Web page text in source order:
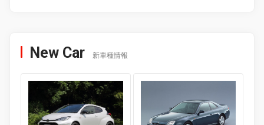
New Car 新車種情報